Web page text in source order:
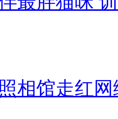
相馆走红网